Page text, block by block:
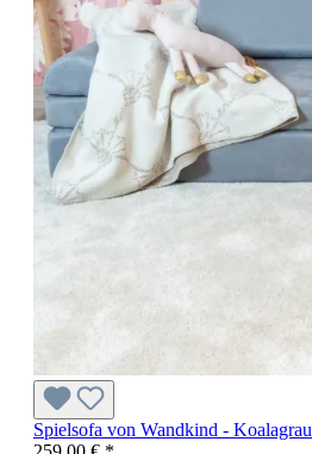
Spielsofa von Wandkind - Koalagrau